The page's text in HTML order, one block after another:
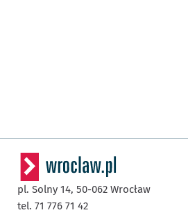
pl. Solny 14, 50-062 Wrocław
tel. 71 776 71 42